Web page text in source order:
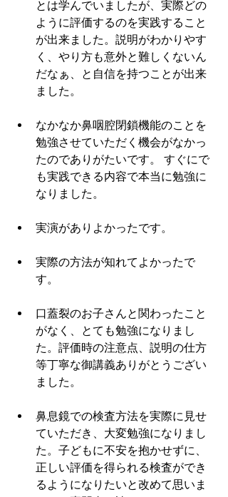
とは学んでいましたが、実際どの
ように評価するのを実践すること
が出来ました。説明がわかりやす
く、やり方も意外と難しくないん
だなぁ、と自信を持つことが出来
ました。
なかなか鼻咽腔閉鎖機能のことを
勉強させていただく機会がなかっ
たのでありがたいです。 すぐにで
も実践できる内容で本当に勉強に
なりました。
実演がありよかったです。
実際の方法が知れてよかったで
す。
口蓋裂のお子さんと関わったこと
がなく、とても勉強になりまし
た。評価時の注意点、説明の仕方
等丁寧な御講義ありがとうござい
ました。
鼻息鏡での検査方法を実際に見せ
ていただき、大変勉強になりまし
た。子どもに不安を抱かせずに、
正しい評価を得られる検査ができ
るようになりたいと改めて思いま